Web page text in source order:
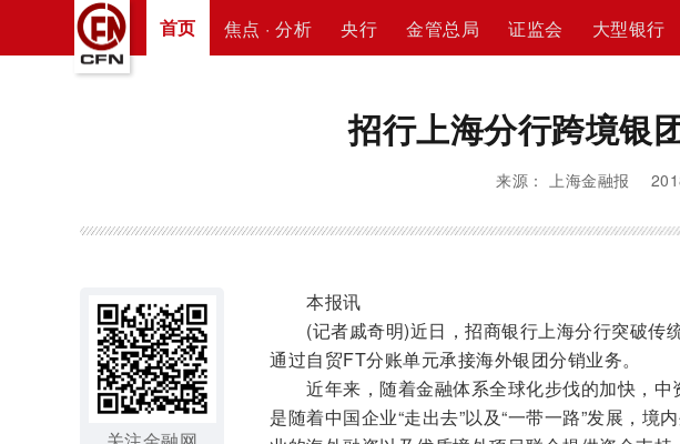
首页 焦点 · 分析 央行 金管总局 证监会 大型银行
招行上海分行跨境银
来源： 上海金融报
本报讯
(记者戚奇明)近日，招商银行上海分行突破传
通过自贸FT分账单元承接海外银团分销业务。
近年来，随着金融体系全球化步伐的加快，中
是随着中国企业“走出去”以及“一带一路”发展，